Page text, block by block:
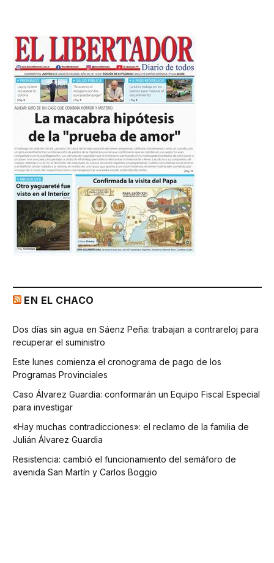
EN EL CHACO
Dos días sin agua en Sáenz Peña: trabajan a contrareloj para
recuperar el suministro
Este lunes comienza el cronograma de pago de los
Programas Provinciales
Caso Álvarez Guardia: conformarán un Equipo Fiscal Especial
para investigar
«Hay muchas contradicciones»: el reclamo de la familia de
Julián Álvarez Guardia
Resistencia: cambió el funcionamiento del semáforo de
avenida San Martín y Carlos Boggio